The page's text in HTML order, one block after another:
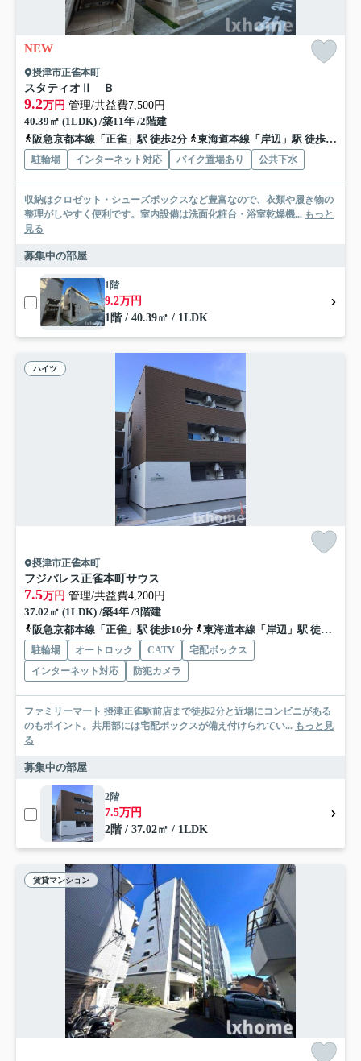
NEW
摂津市正雀本町
スタティオⅡ Ｂ
9.2万円 管理/共益費7,500円
40.39㎡ (1LDK) /築11年 /2階建
阪急京都本線「正雀」駅 徒歩2分
東海道本線「岸辺」駅 徒歩11分
駐輪場 インターネット対応 バイク置場あり 公共下水
収納はクロゼット・シューズボックスなど豊富なので、衣類や履き物の
整理がしやすく便利です。室内設備は洗面化粧台・浴室乾燥機... もっと
見る
募集中の部屋
1階
9.2万円
1階 / 40.39㎡ / 1LDK
ハイツ
摂津市正雀本町
フジパレス正雀本町サウス
7.5万円 管理/共益費4,200円
37.02㎡ (1LDK) /築4年 /3階建
阪急京都本線「正雀」駅 徒歩10分
東海道本線「岸辺」駅 徒歩10分
駐輪場 オートロック CATV
宅配ボックス
インターネット対応
防犯カメラ
ファミリーマート 摂津正雀駅前店まで徒歩2分と近場にコンビニがある
のもポイント。共用部には宅配ボックスが備え付けられてい... もっと見
る
募集中の部屋
2階
7.5万円
2階 / 37.02㎡ / 1LDK
賃貸マンション